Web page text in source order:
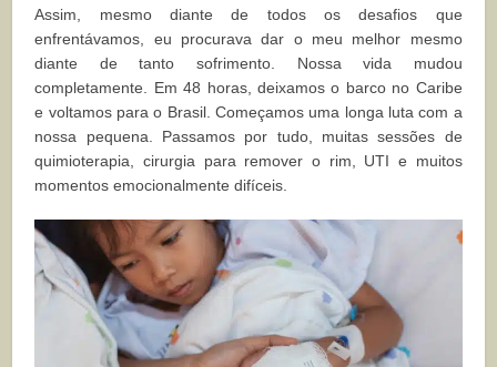
Assim, mesmo diante de todos os desafios que
enfrentávamos, eu procurava dar o meu melhor mesmo
diante de tanto sofrimento. Nossa vida mudou
completamente. Em 48 horas, deixamos o barco no Caribe
e voltamos para o Brasil. Começamos uma longa luta com a
nossa pequena. Passamos por tudo, muitas sessões de
quimioterapia, cirurgia para remover o rim, UTI e muitos
momentos emocionalmente difíceis.